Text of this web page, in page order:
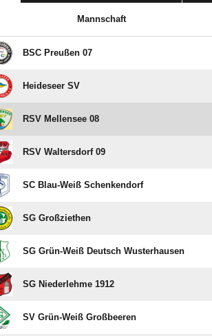
Mannschaft
BSC Preußen 07
Heideseer SV
RSV Mellensee 08
RSV Waltersdorf 09
SC Blau-Weiß Schenkendorf
SG Großziethen
SG Grün-Weiß Deutsch Wusterhausen
SG Niederlehme 1912
SV Grün-Weiß Großbeeren